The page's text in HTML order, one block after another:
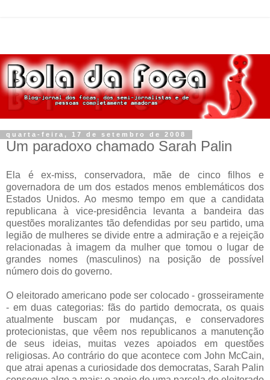
quarta-feira, 17 de setembro de 2008
Um paradoxo chamado Sarah Palin
Ela é ex-miss, conservadora, mãe de cinco filhos e
governadora de um dos estados menos emblemáticos dos
Estados Unidos. Ao mesmo tempo em que a candidata
republicana à vice-presidência levanta a bandeira das
questões moralizantes tão defendidas por seu partido, uma
legião de mulheres se divide entre a admiração e a rejeição
relacionadas à imagem da mulher que tomou o lugar de
grandes nomes (masculinos) na posição de possível
número dois do governo.
O eleitorado americano pode ser colocado - grosseiramente
- em duas categorias: fãs do partido democrata, os quais
atualmente buscam por mudanças, e conservadores
protecionistas, que vêem nos republicanos a manutenção
de seus ideias, muitas vezes apoiados em questões
religiosas. Ao contrário do que acontece com John McCain,
que atrai apenas a curiosidade dos democratas, Sarah Palin